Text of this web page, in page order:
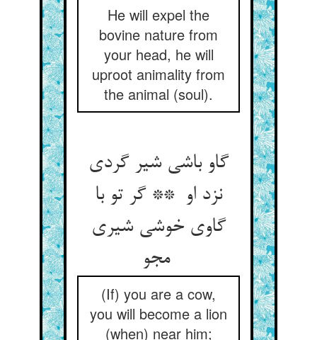
He will expel the
bovine nature from
your head, he will
uproot animality from
the animal (soul).
گاو باشی شیر گردی
نزد او ** گر تو با
گاوی خوشی شیری
مجو
(If) you are a cow,
you will become a lion
(when) near him;